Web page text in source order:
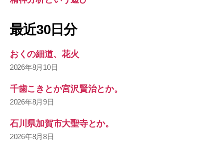
最近30日分
おくの細道、花火
2026年8月10日
千歯こきとか宮沢賢治とか。
2026年8月9日
石川県加賀市大聖寺とか。
2026年8月8日